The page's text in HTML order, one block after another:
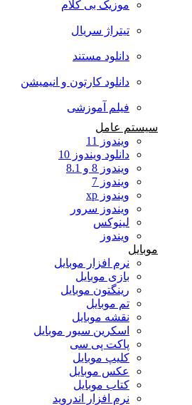
موزیک بی کلام
تیتراژ سریال
دانلود مستند
دانلود کارتون و انیمیشن
فیلم آموزشی
سیستم عامل
ویندوز 11
دانلود ویندوز 10
ویندوز 8 و 8.1
ویندوز 7
ویندوز xp
ویندوز سرور
لینوکس
ویندوز
موبایل
نرم افزار موبایل
بازی موبایل
رینگتون موبایل
تم موبایل
نقشه موبایل
اسکرین سیور موبایل
پاکت پی سی
کلیپ موبایل
عکس موبایل
کتاب موبایل
نرم افزار اندروید